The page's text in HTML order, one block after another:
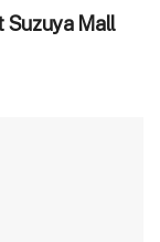
Suzuya Mall